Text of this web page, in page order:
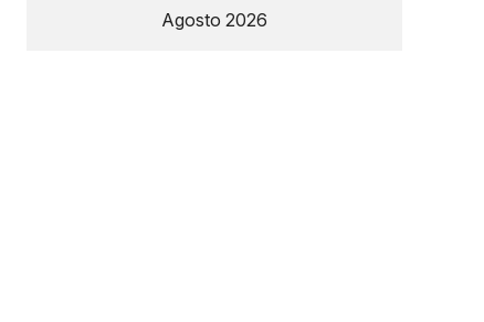
Agosto 2026